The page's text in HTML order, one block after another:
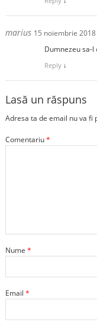
marius 15 noiembrie 2018
Dumnezeu sa-l
Reply ↓
Lasă un răspuns
Adresa ta de email nu va fi
Comentariu*
Nume *
Email *